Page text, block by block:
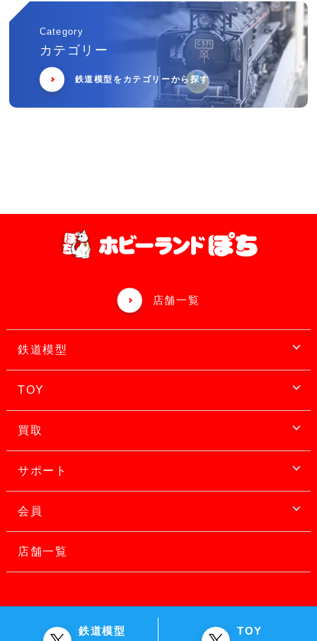
Category
カテゴリー
鉄道模型をカテゴリーから探す
店舗一覧
鉄道模型
TOY
買取
サポート
会員
店舗一覧
鉄道模型 TOY